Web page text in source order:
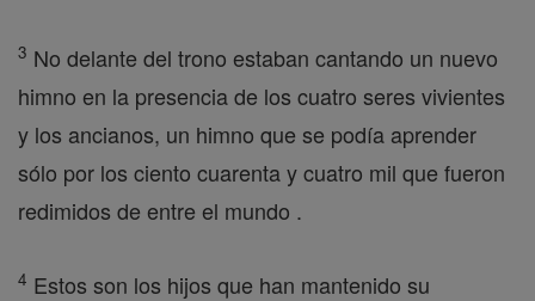
3 No delante del trono estaban cantando un nuevo
himno en la presencia de los cuatro seres vivientes
y los ancianos, un himno que se podía aprender
sólo por los ciento cuarenta y cuatro mil que fueron
redimidos de entre el mundo .
4 Estos son los hijos que han mantenido su